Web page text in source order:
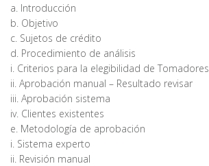
a. Introducción
b. Objetivo
c. Sujetos de crédito
d. Procedimiento de análisis
i. Criterios para la elegibilidad de Tomadores
ii. Aprobación manual – Resultado revisar
iii. Aprobación sistema
iv. Clientes existentes
e. Metodología de aprobación
i. Sistema experto
ii. Revisión manual